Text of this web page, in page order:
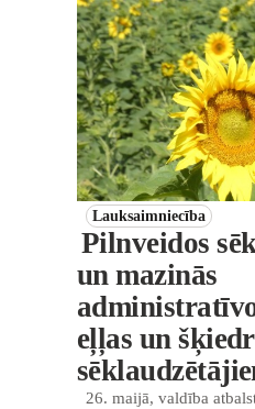
Lauksaimniecība
Pilnveidos
un mazinās
eļļas un
26. maijā, valdība